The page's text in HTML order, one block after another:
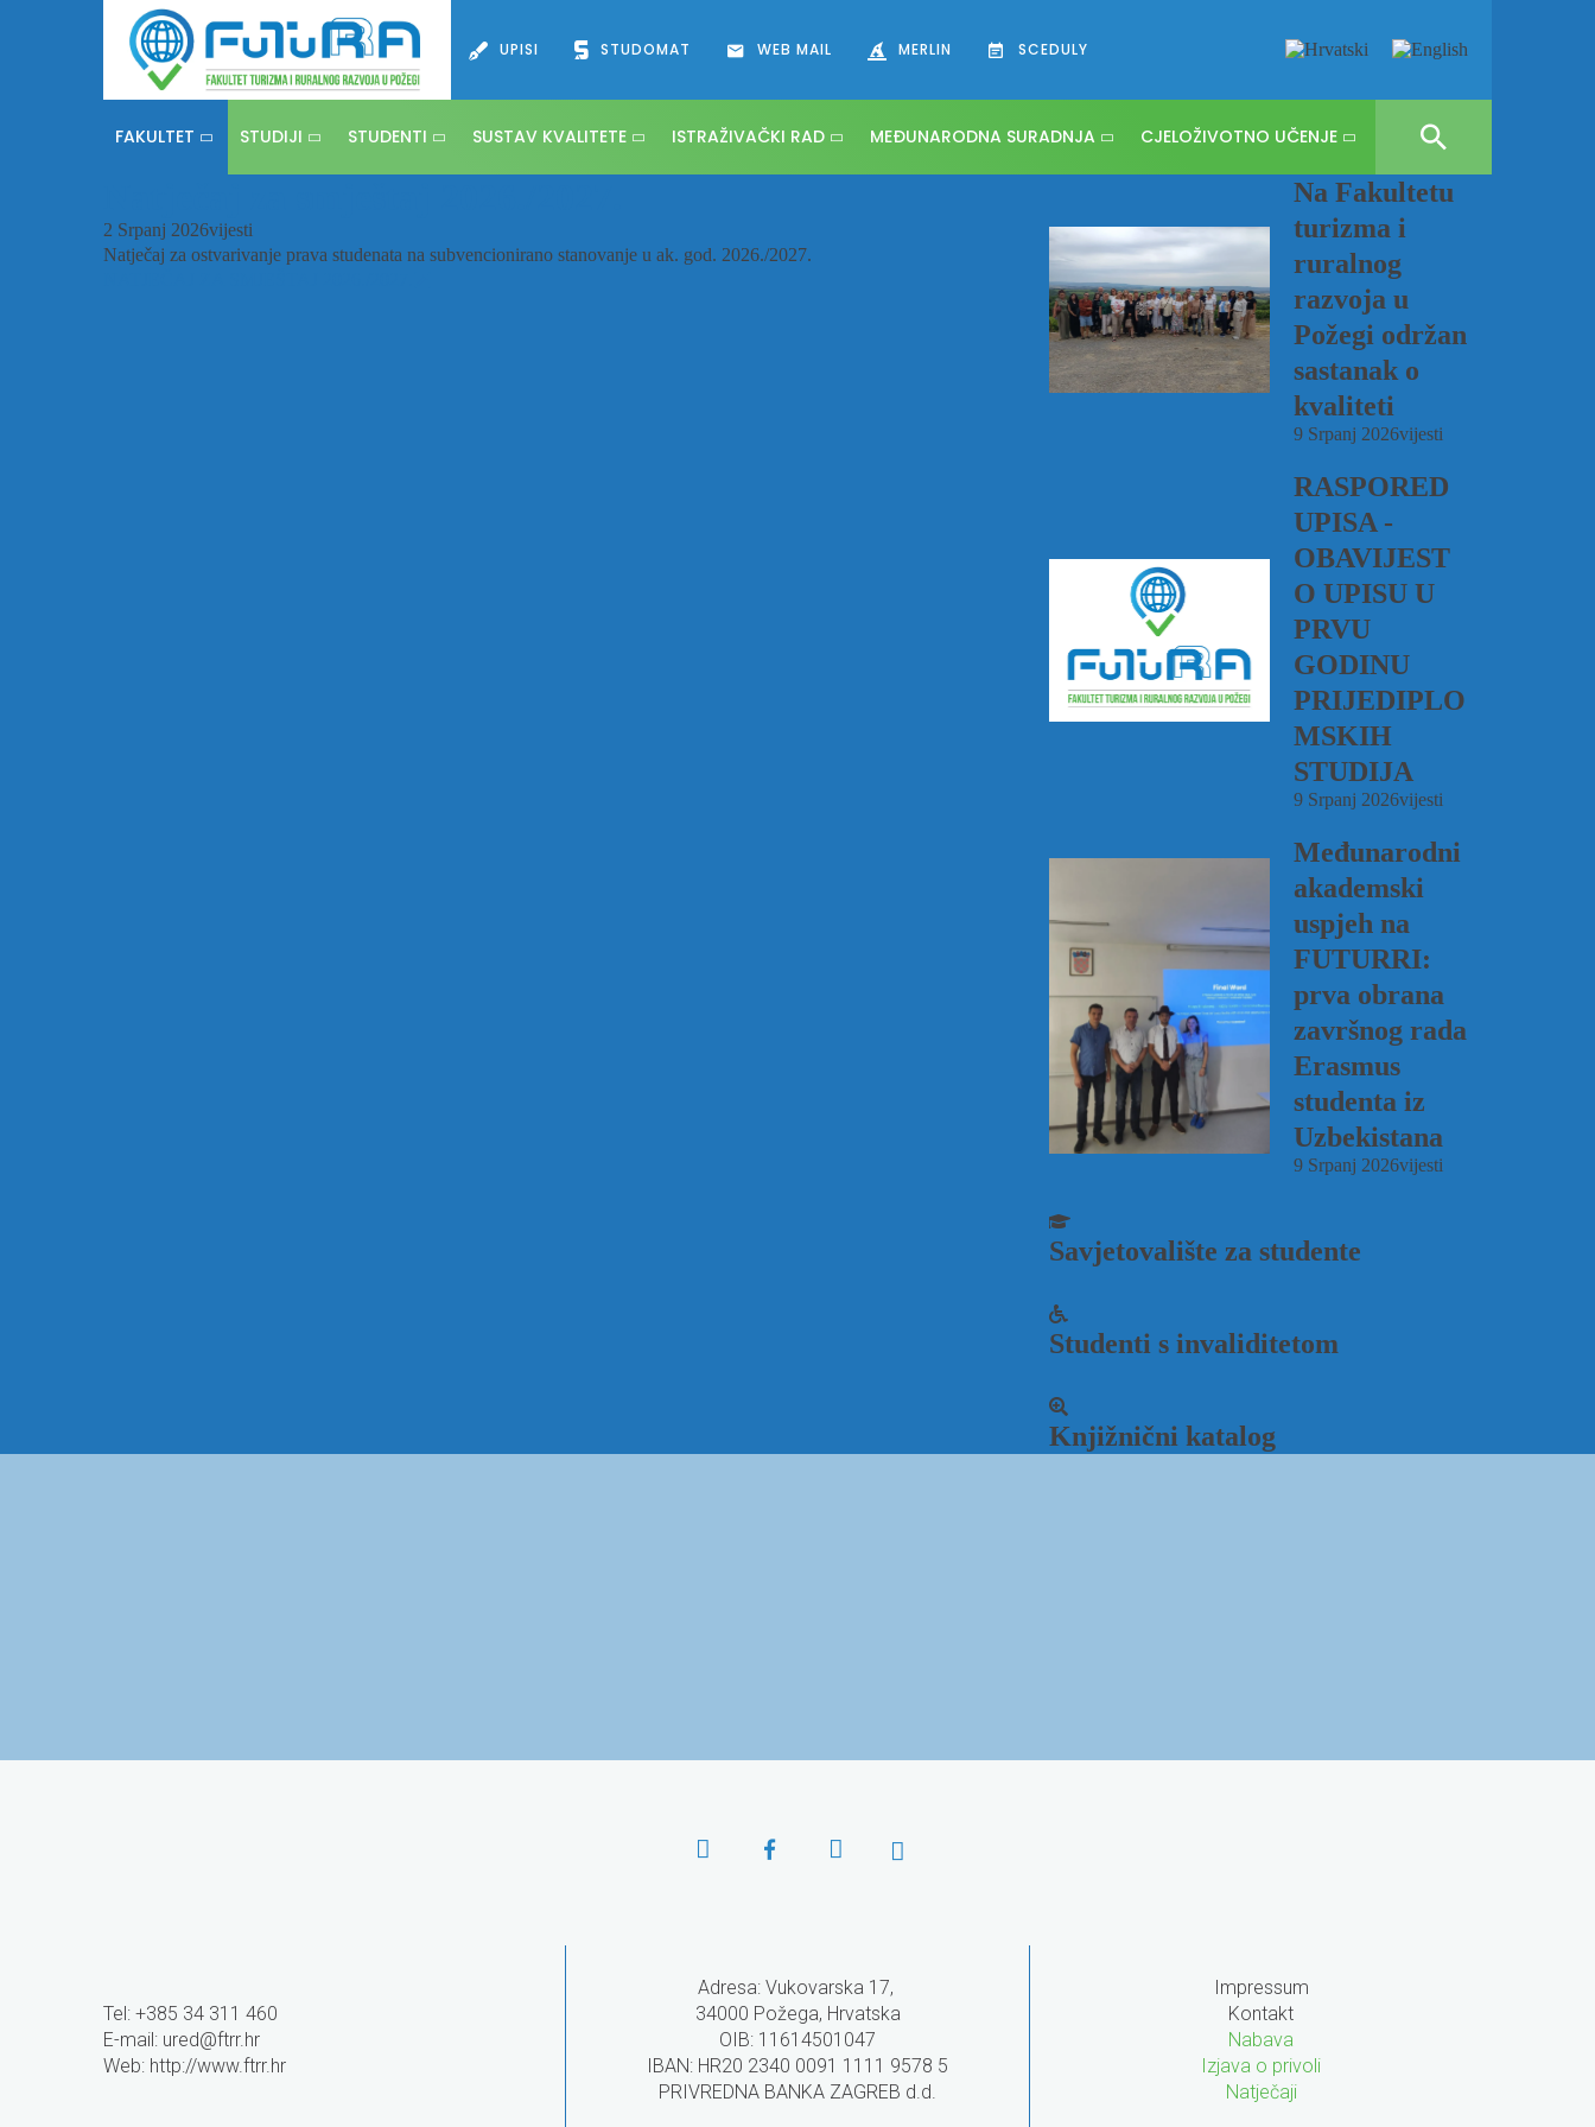
UPISI STUDOMAT WEB MAIL MERLIN SCEDULY
FAKULTET STUDIJI STUDENTI SUSTAV KVALITETE ISTRAŽIVAČKI RAD MEĐUNARODNA SURADNJA CJELOŽIVOTNO UČENJE
2 Srpanj 2026vijesti
Natječaj za ostvarivanje prava studenata na subvencionirano stanovanje u ak. god. 2026./2027.
Na Fakultetu
turizma i
ruralnog
razvoja u
Požegi održan
sastanak o
kvaliteti
9 Srpanj 2026vijesti
RASPORED
UPISA -
OBAVIJEST
O UPISU U
PRVU
GODINU
PRIJEDIPLO
MSKIH
STUDIJA
9 Srpanj 2026vijesti
Međunarodni
akademski
uspjeh na
FUTURRI:
prva obrana
završnog rada
Erasmus
studenta iz
Uzbekistana
9 Srpanj 2026vijesti
Savjetovalište za studente
Studenti s invaliditetom
Knjižnični katalog
Tel: +385 34 311 460
E-mail: ured@ftrr.hr
Web: http://www.ftrr.hr
Adresa: Vukovarska 17,
34000 Požega, Hrvatska
OIB: 11614501047
IBAN: HR20 2340 0091 1111 9578 5
PRIVREDNA BANKA ZAGREB d.d.
Impressum
Kontakt
Nabava
Izjava o privoli
Natječaji